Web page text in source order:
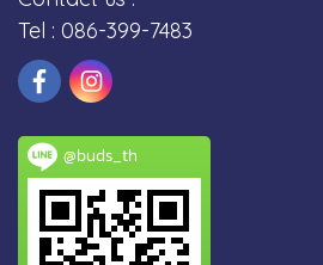
Tel : 086-399-7483
@buds_th